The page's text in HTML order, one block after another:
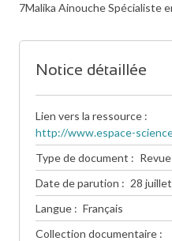
7Malika Ainouche Spécialiste
Notice détaillée
Lien vers la ressource
http://www.espace-
Type de document
Date de parution
28
Langue
Français
Collection documentaire